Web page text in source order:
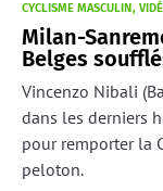
CYCLISME MASCULIN
Milan-
Belges
Vincenzo Nibali
dans les derniers
pour remporter la
peloton.